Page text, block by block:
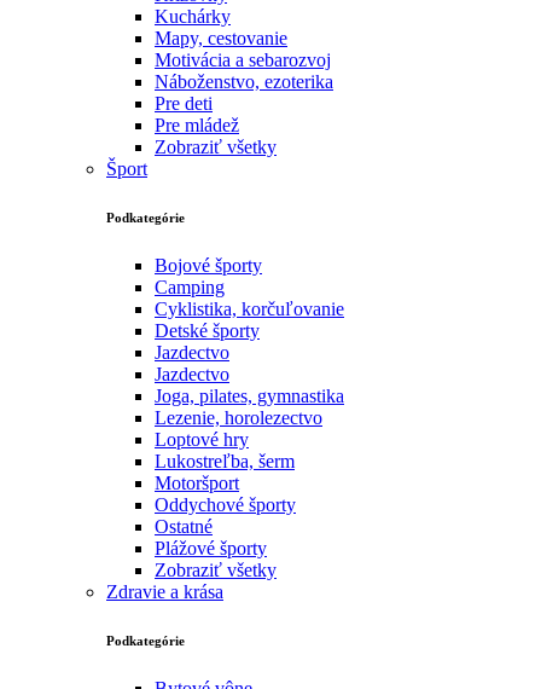
Kuchárky
Mapy, cestovanie
Motivácia a sebarozvoj
Náboženstvo, ezoterika
Pre deti
Pre mládež
Zobraziť všetky
Šport
Podkategórie
Bojové športy
Camping
Cyklistika, korčuľovanie
Detské športy
Jazdectvo
Jazdectvo
Joga, pilates, gymnastika
Lezenie, horolezectvo
Loptové hry
Lukostreľba, šerm
Motoršport‎
Oddychové športy
Ostatné
Plážové športy
Zobraziť všetky
Zdravie a krása
Podkategórie